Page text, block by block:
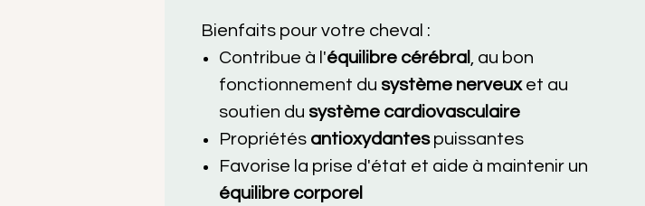
Bienfaits pour votre cheval :
Contribue à l'équilibre cérébral , au bon
fonctionnement du système nerveuxet au
soutien du système cardiovasculaire
Propriétés antioxydantespuissantes
Favorise la prise d'état et aide à maintenir un
équilibre corporel